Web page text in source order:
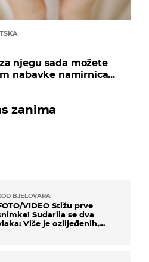
njegu sada možete
nabavke namirnica...
zanima
BJELOVARA
VIDEO Stižu prve
Sudarila se dva
Više je ozlijeđenih,